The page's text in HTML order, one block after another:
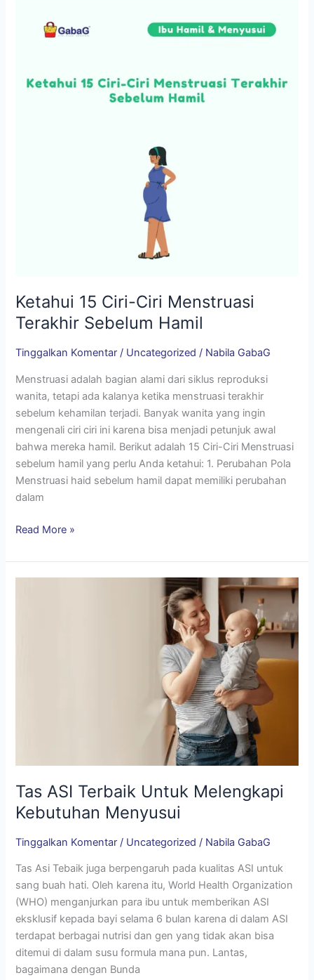
Ketahui 15 Ciri-Ciri Menstruasi
Terakhir Sebelum Hamil
Tinggalkan Komentar / Uncategorized / Nabila GabaG
Menstruasi adalah bagian alami dari siklus reproduksi
wanita, tetapi ada kalanya ketika menstruasi terakhir
sebelum kehamilan terjadi. Banyak wanita yang ingin
mengenali ciri ciri ini karena bisa menjadi petunjuk awal
bahwa mereka hamil. Berikut adalah 15 Ciri-Ciri Menstruasi
sebelum hamil yang perlu Anda ketahui: 1. Perubahan Pola
Menstruasi haid sebelum hamil dapat memiliki perubahan
dalam
Terakhir
Read More »
Tas ASI Terbaik Untuk Melengkapi
Kebutuhan Menyusui
Tinggalkan Komentar / Uncategorized / Nabila GabaG
Tas Asi Tebaik juga berpengaruh pada kualitas ASI untuk
sang buah hati. Oleh karena itu, World Health Organization
(WHO) menganjurkan para ibu untuk memberikan ASI
eksklusif kepada bayi selama 6 bulan karena di dalam ASI
terdapat berbagai nutrisi dan gen yang tidak akan bisa
ditemui di dalam susu formula mana pun. Lantas,
bagaimana dengan Bunda